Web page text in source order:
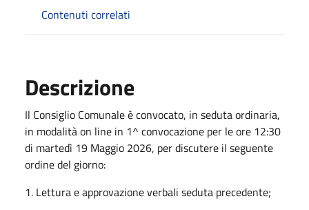
Contenuti correlati
Descrizione
Il Consiglio Comunale è convocato, in seduta ordinaria,
in modalità on line in 1^ convocazione per le ore 12:30
di martedì 19 Maggio 2026, per discutere il seguente
ordine del giorno:
1. Lettura e approvazione verbali seduta precedente;